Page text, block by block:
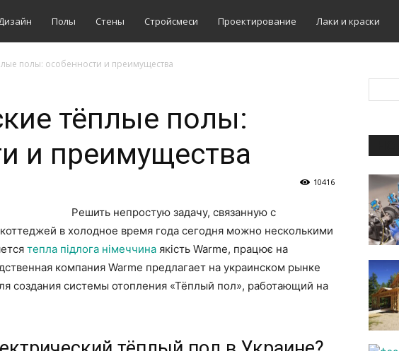
Полы Стены Стройсмеси Проектирование Лаки и краски
полы: особенности и преимущества
тёплые полы:
и преимущества
10416
Решить непростую задачу, связанную с
в холодное время года сегодня можно несколькими
тепла підлога німеччина якість Warme, працює на
компания Warme предлагает на украинском рынке
создания системы отопления «Тёплый пол», работающий на